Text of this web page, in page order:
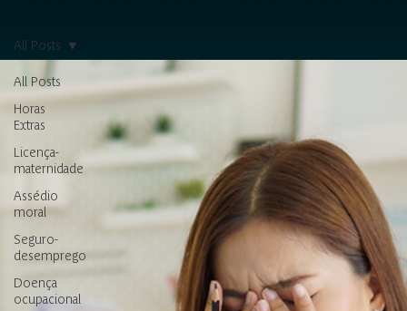
All Posts
Horas
Extras
Licença-
maternidade
Assédio
moral
Seguro-
desemprego
Doença
ocupacional
All Posts